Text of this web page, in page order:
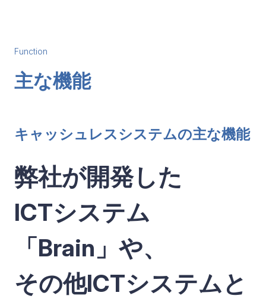
Function
主な機能
キャッシュレスシステムの主な機能
弊社が開発した
ICTシステム
「Brain」や、
その他ICTシステムと